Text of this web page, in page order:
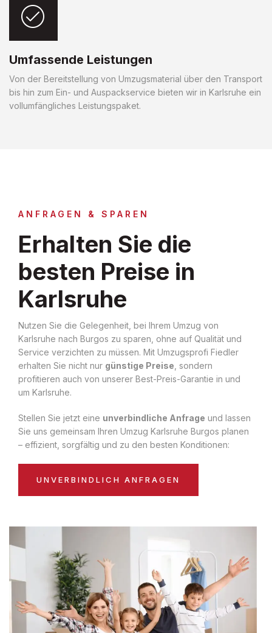
Umfassende Leistungen
Von der Bereitstellung von Umzugsmaterial über den Transport
bis hin zum Ein- und Auspackservice bieten wir in Karlsruhe ein
vollumfängliches Leistungspaket.
ANFRAGEN & SPAREN
Erhalten Sie die
besten Preise in
Karlsruhe
Nutzen Sie die Gelegenheit, bei Ihrem Umzug von
Karlsruhe nach Burgos zu sparen, ohne auf Qualität und
Service verzichten zu müssen. Mit Umzugsprofi Fiedler
erhalten Sie nicht nur günstige Preise , sondern
profitieren auch von unserer Best-Preis-Garantie in und
um Karlsruhe.
Stellen Sie jetzt eine unverbindliche Anfrage und lassen
Sie uns gemeinsam Ihren Umzug Karlsruhe Burgos planen
– effizient, sorgfältig und zu den besten Konditionen:
UNVERBINDLICH ANFRAGEN